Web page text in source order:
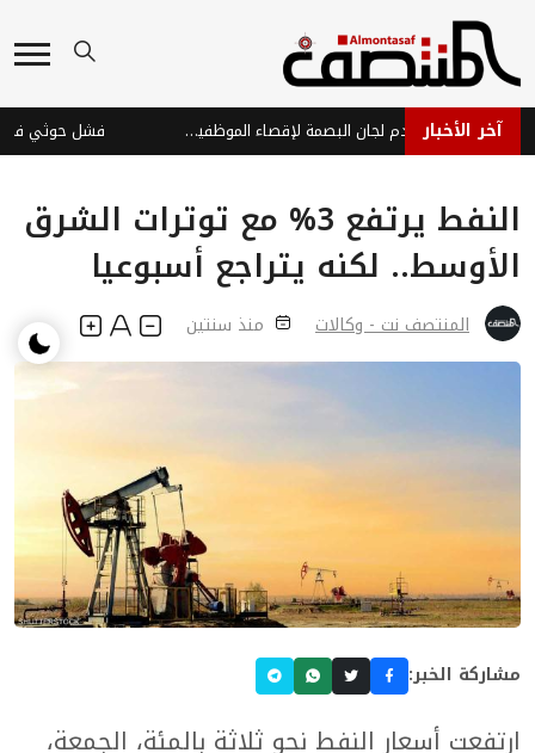
آخر الأخبار مليشيا الحوثي تستخدم لجان البصمة لإقصاء الموظفين وتوظيف عناصرها
النفط يرتفع 3% مع توترات الشرق
الأوسط.. لكنه يتراجع أسبوعيا
المنتصف نت - وكالات منذ سنتين
مشاركة الخبر:
ارتفعت أسعار النفط نحو ثلاثة بالمئة، الجمعة،